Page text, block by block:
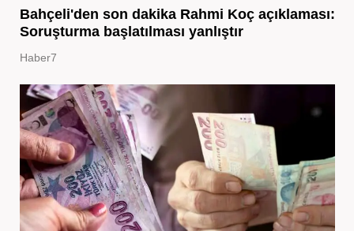
Bahçeli'den son dakika Rahmi Koç açıklaması:
Soruşturma başlatılması yanlıştır
Haber7